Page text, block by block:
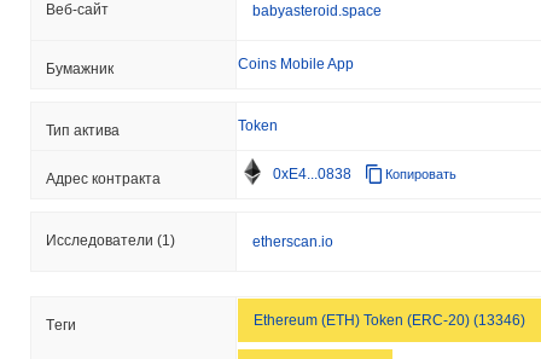
Веб-сайт babyasteroid.space
Бумажник Coins Mobile App
Тип актива Token
Адрес контракта 0xE4...0838 Копировать
Исследователи (1) etherscan.io
Tеги Ethereum (ETH) Token (ERC-20) (13346)